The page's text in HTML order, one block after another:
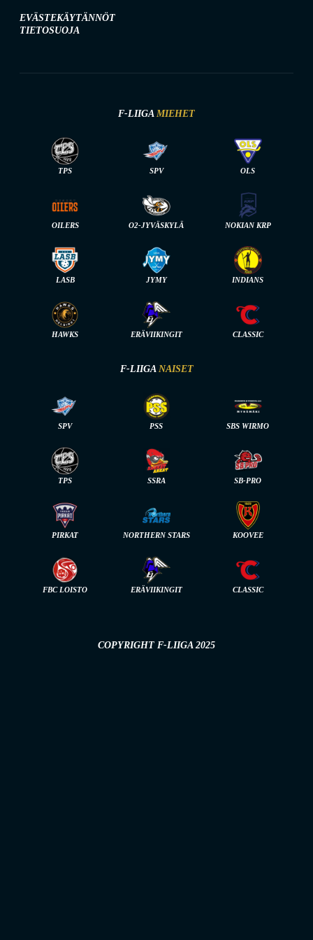
EVÄSTEKÄYTÄNNÖT
TIETOSUOJA
F-LIIGA MIEHET
TPS SPV OLS
OILERS O2-JYVÄSKYLÄ NOKIAN KRP
LASB JYMY INDIANS
HAWKS ERÄVIIKINGIT CLASSIC
F-LIIGA NAISET
SPV PSS SBS WIRMO
TPS SSRA SB-PRO
PIRKAT NORTHERN STARS KOOVEE
FBC LOISTO ERÄVIIKINGIT CLASSIC
COPYRIGHT F-LIIGA 2025